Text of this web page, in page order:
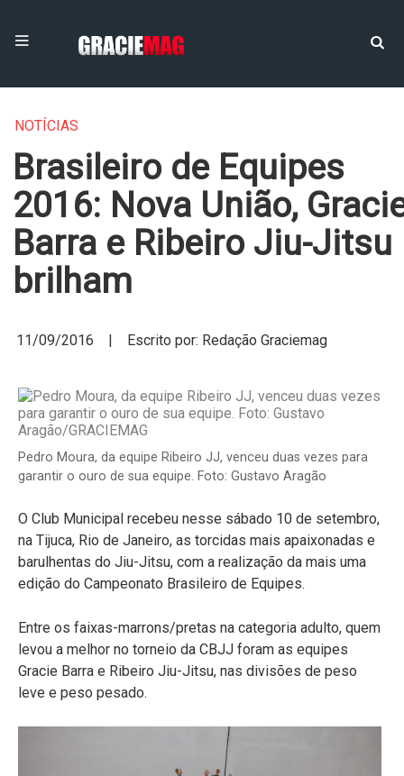
NOTÍCIAS
Brasileiro de Equipes
2016: Nova União,
Barra e Ribeiro Jiu-Jitsu
brilham
11/09/2016 | Escrito por: Redação Graciemag
Pedro Moura, da equipe Ribeiro JJ, venceu duas vezes para
garantir o ouro de sua equipe. Foto: Gustavo Aragão
O Club Municipal recebeu nesse sábado 10 de setembro,
na Tijuca, Rio de Janeiro, as torcidas mais apaixonadas e
barulhentas do Jiu-Jitsu, com a realização da mais uma
edição do Campeonato Brasileiro de Equipes.
Entre os faixas-marrons/pretas na categoria adulto, quem
levou a melhor no torneio da CBJJ foram as equipes
Gracie Barra e Ribeiro Jiu-Jitsu, nas divisões de peso
leve e peso pesado.